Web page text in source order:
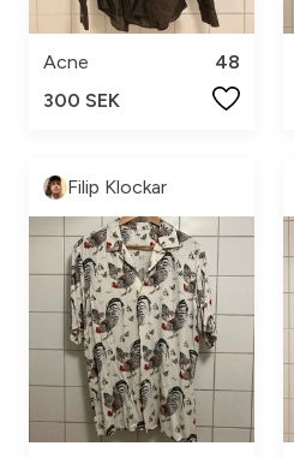
Acne
48
300 SEK
Filip Klockar